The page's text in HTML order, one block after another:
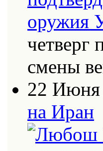
четверг
смены
22 Июня
на Иран